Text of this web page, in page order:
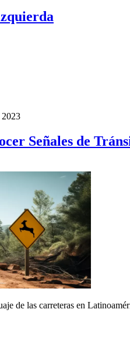
2023
Señales de
de las carreteras en